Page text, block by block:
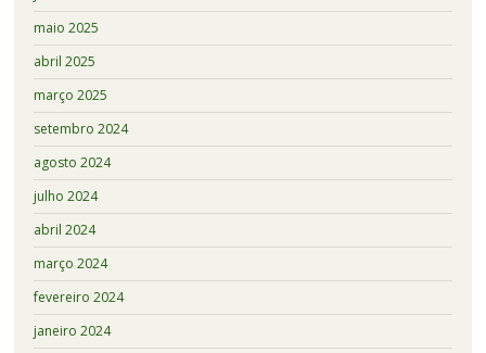
maio 2025
abril 2025
março 2025
setembro 2024
agosto 2024
julho 2024
abril 2024
março 2024
fevereiro 2024
janeiro 2024